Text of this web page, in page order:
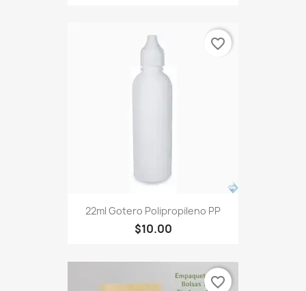
22ml Gotero Polipropileno PP
$10.00
favorite_border
favorite_border